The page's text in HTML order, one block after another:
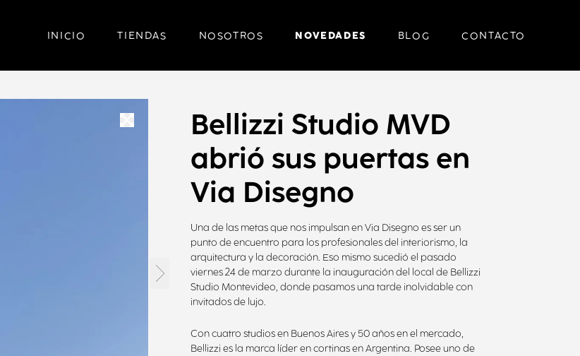
INICIO TIENDAS NOSOTROS NOVEDADES BLOG CONTACTO
Bellizzi Studio MVD
abrió sus puertas en
Via Disegno
Una de las metas que nos impulsan en Via Disegno es ser un
punto de encuentro para los profesionales del interiorismo, la
arquitectura y la decoración. Eso mismo sucedió el pasado
viernes 24 de marzo durante la inauguración del local de Bellizzi
Studio Montevideo, donde pasamos una tarde inolvidable con
invitados de lujo.
Con cuatro studios en Buenos Aires y 50 años en el mercado,
Bellizzi es la marca líder en cortinas en Argentina. Posee uno de